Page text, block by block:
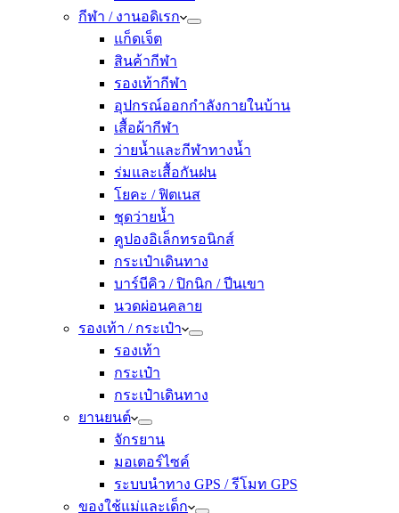
กีฬา / งานอดิเรก
แก็ดเจ็ต
สินค้ากีฬา
รองเท้ากีฬา
อุปกรณ์ออกกำลังกายในบ้าน
เสื้อผ้ากีฬา
ว่ายน้ำและกีฬาทางน้ำ
ร่มและเสื้อกันฝน
โยคะ / ฟิตเนส
ชุดว่ายน้ำ
คูปองอิเล็กทรอนิกส์
กระเป๋าเดินทาง
บาร์บีคิว / ปิกนิก / ปีนเขา
นวดผ่อนคลาย
รองเท้า / กระเป๋า
รองเท้า
กระเป๋า
กระเป๋าเดินทาง
ยานยนต์
จักรยาน
มอเตอร์ไซค์
ระบบนำทาง GPS / รีโมท GPS
ของใช้แม่และเด็ก